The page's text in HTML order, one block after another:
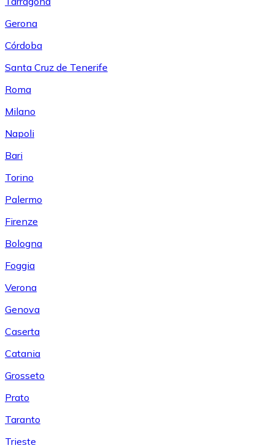
Gerona
Córdoba
Santa Cruz de Tenerife
Roma
Milano
Napoli
Bari
Torino
Palermo
Firenze
Bologna
Foggia
Verona
Genova
Caserta
Catania
Grosseto
Prato
Taranto
Trieste